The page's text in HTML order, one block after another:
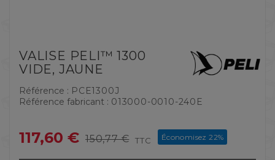
VALISE PELI™ 1300
VIDE, JAUNE
Référence : PCE1300J
Référence fabricant : 013000-0010-240E
117,60 € 150,77 € TTC Économisez 22%